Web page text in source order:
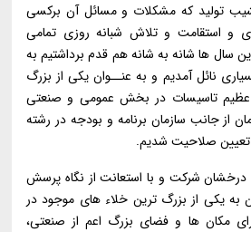
تولید که مشکلات و مسائل آن برکسی
و استقامت و تلاش شبانه روزی تمامی
سال ها شانه به شانه هم قدم برداشتیم به
نائل آمدیم و به عنــوان یکی از بزرگ
عظیم تاسیسات در بخش عمومی و صنعتی
از جانب سازمان برنامه و بودجه در رشته
تعیین صلاحیت شدیم.
درخشان شرکت و با استعانت از نگاه پرسش
یکی از بزرگ ترین خلاء های موجود در
مکان ها و فضای بزرگ اعم از صنعتی،